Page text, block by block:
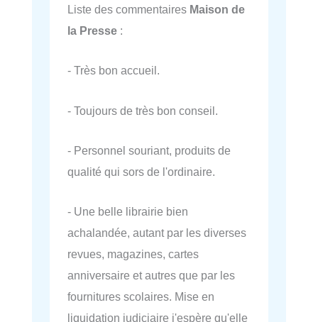
Liste des commentaires Maison de
la Presse :
- Très bon accueil.
- Toujours de très bon conseil.
- Personnel souriant, produits de
qualité qui sors de l'ordinaire.
- Une belle librairie bien
achalandée, autant par les diverses
revues, magazines, cartes
anniversaire et autres que par les
fournitures scolaires. Mise en
liquidation judiciaire j'espère qu'elle